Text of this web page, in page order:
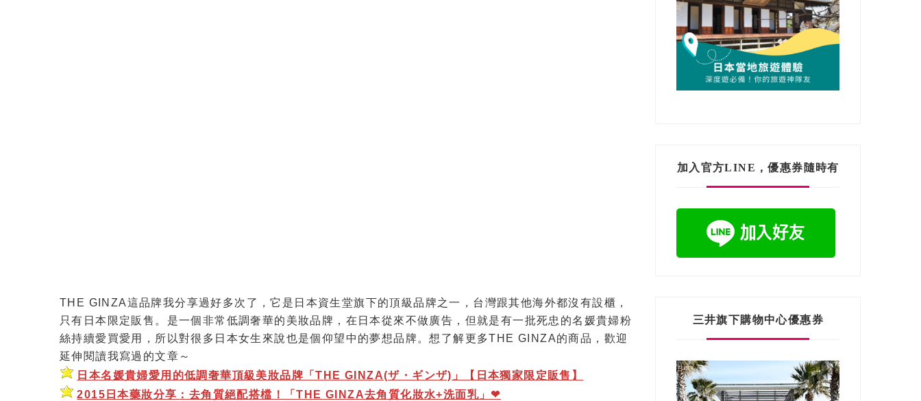
THE GINZA這品牌我分享過好多次了，它是日本資生堂旗下的頂級品牌之一，台灣跟其他海外都沒有設櫃，
只有日本限定販售。是一個非常低調奢華的美妝品牌，在日本從來不做廣告，但就是有一批死忠的名媛貴婦粉
絲持續愛買愛用，所以對很多日本女生來說也是個仰望中的夢想品牌。想了解更多THE GINZA的商品，歡迎
延伸閱讀我寫過的文章～
日本名媛貴婦愛用的低調奢華頂級美妝品牌「THE GINZA(ザ・ギンザ)」【日本獨家限定販售】
2015日本藥妝分享：去角質絕配搭檔！「THE GINZA去角質化妝水+洗面乳」❤
加入官方LINE，優惠券隨時有
三井旗下購物中心優惠券